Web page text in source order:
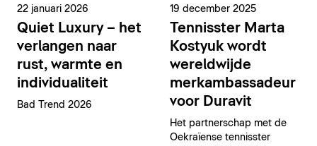
22 januari 2026
Quiet Luxury – het
verlangen naar
rust, warmte en
individualiteit
Bad Trend 2026
19 december 2025
Tennisster Marta
Kostyuk wordt
wereldwijde
merkambassadeur
voor Duravit
Het partnerschap met de
Oekraïense tennisster